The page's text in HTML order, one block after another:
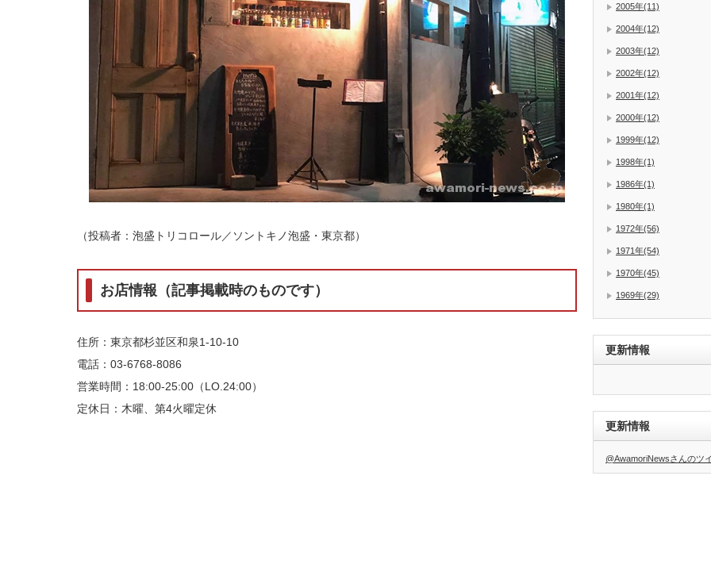
（投稿者：泡盛トリコロール／ソントキノ泡盛・東京都）
お店情報（記事掲載時のものです）
住所：東京都杉並区和泉1-10-10
電話：03-6768-8086
営業時間：18:00-25:00（LO.24:00）
定休日：木曜、第4火曜定休
2005年(11)
2004年(12)
2003年(12)
2002年(12)
2001年(12)
2000年(12)
1999年(12)
1998年(1)
1986年(1)
1980年(1)
1972年(56)
1971年(54)
1970年(45)
1969年(29)
更新情報
更新情報
@AwamoriNewsさんのツ